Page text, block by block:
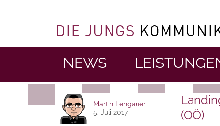
NEWS
Martin Lengauer
5. Juli 2017
(OÖ)